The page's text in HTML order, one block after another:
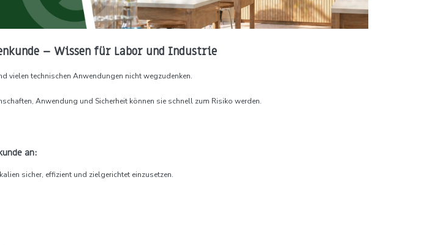
– Wissen für Labor und Industrie
vielen technischen Anwendungen nicht wegzudenken.
Anwendung und Sicherheit können sie schnell zum Risiko werden.
an:
sicher, effizient und zielgerichtet einzusetzen.